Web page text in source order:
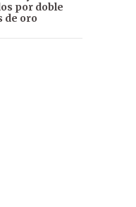
por doble
de oro